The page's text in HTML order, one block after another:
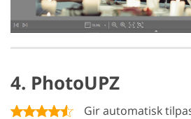
4. PhotoUPZ
Gir automatisk